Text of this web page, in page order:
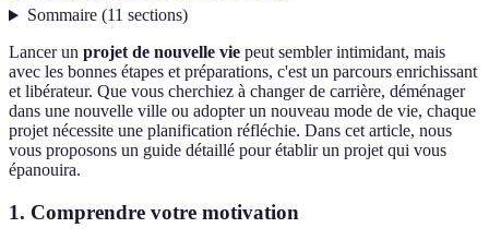
Sommaire(11 sections)
Lancer un projet de nouvelle vie peut sembler intimidant, mais
avec les bonnes étapes et préparations, c'est un parcours enrichissant
et libérateur. Que vous cherchiez à changer de carrière, déménager
dans une nouvelle ville ou adopter un nouveau mode de vie, chaque
projet nécessite une planification réfléchie. Dans cet article, nous
vous proposons un guide détaillé pour établir un projet qui vous
épanouira.
1. Comprendre votre motivation